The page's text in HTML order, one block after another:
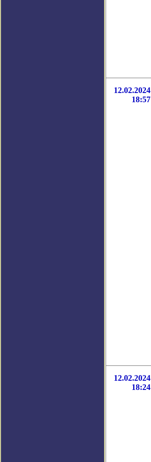
12.02.2024
18:57
12.02.2024
18:24